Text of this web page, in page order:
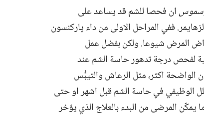
ان فحصا للشم قد يساعد على
ففي المراحل الاولى من داء پاركنسون
المرض شيوعا.‏ ولكن بفضل عمل
لفحص درجة تدهور حاسة الشم عند
الواضحة اكثر،‏ مثل الرعاش والتيبُّس
الوظيفي في حاسة الشم قبل اشهر او حتى
المرضى من البدء بالعلاج الذي يؤخر